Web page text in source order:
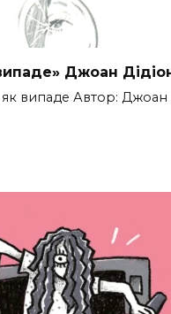
Джоан
як випаде Автор: Джоан